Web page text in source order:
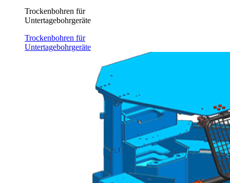
Trockenbohren für
Untertagebohrgeräte
Trockenbohren für
Untertagebohrgeräte